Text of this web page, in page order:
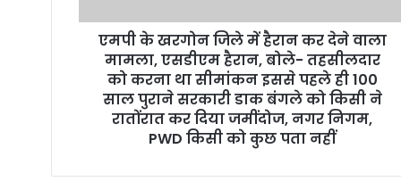
r
एमपी के खरगोन जिले में हैरान कर देने वाला
मामला, एसडीएम हैरान, बोले- तहसीलदार
को करना था सीमांकन इससे पहले ही 100
साल पुराने सरकारी डाक बंगले को किसी ने
रातोंरात कर दिया जमींदोज, नगर निगम,
PWD किसी को कुछ पता नहीं